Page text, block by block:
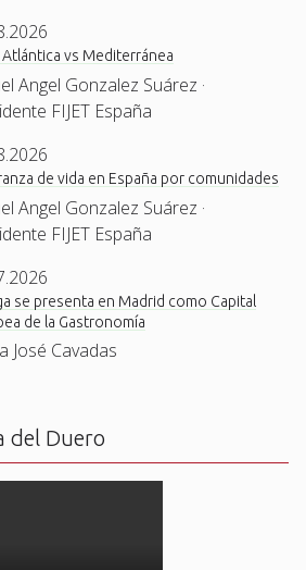
vs Mediterránea
Angel Gonzalez Suárez ·
FIJET España
de vida en España por comunidades
Angel Gonzalez Suárez ·
FIJET España
se presenta en Madrid como Capital
de la Gastronomía
José Cavadas
del Duero